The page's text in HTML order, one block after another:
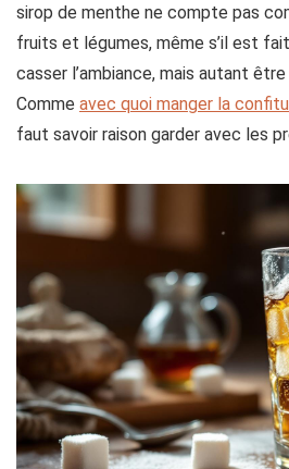
sirop de menthe ne compte pas
fruits et légumes, même s’il est
casser l’ambiance, mais autant
Comme avec quoi manger la
faut savoir raison garder avec les